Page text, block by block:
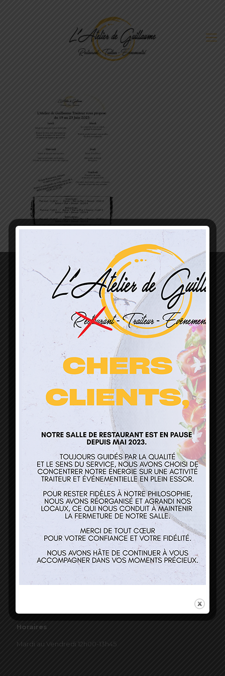
L’Atelier de Guillaume
1 Lieu Dit Sur Les Prés
68160 Sainte Marie Aux Mines
contact@atelierdeguillaume.fr
Nos services
Restaurant
Contact
Horaires
Mardi au Vendredi 12h00-13h45